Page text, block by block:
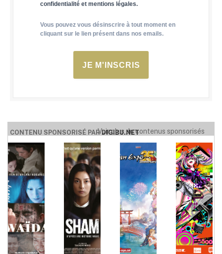
confidentialité et mentions légales.
Vous pouvez vous désinscrire à tout moment en
cliquant sur le lien présent dans nos emails.
JE M'INSCRIS
CONTENU SPONSORISÉ PARDIGIBU.NET
Voir plus de contenus sponsorisés